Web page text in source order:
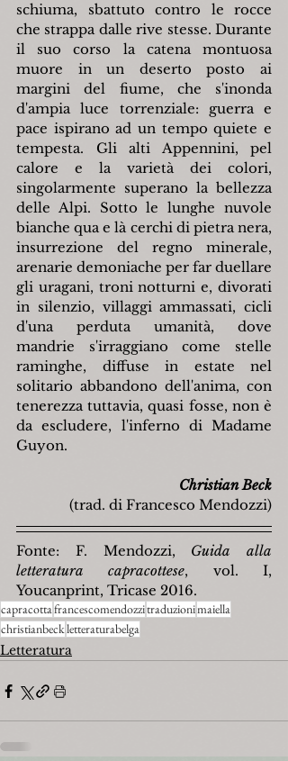
schiuma, sbattuto contro le rocce
che strappa dalle rive stesse. Durante
il suo corso la catena montuosa
muore in un deserto posto ai
margini del fiume, che s'inonda
d'ampia luce torrenziale: guerra e
pace ispirano ad un tempo quiete e
tempesta. Gli alti Appennini, pel
calore e la varietà dei colori,
singolarmente superano la bellezza
delle Alpi. Sotto le lunghe nuvole
bianche qua e là cerchi di pietra nera,
insurrezione del regno minerale,
arenarie demoniache per far duellare
gli uragani, troni notturni e, divorati
in silenzio, villaggi ammassati, cicli
d'una perduta umanità, dove
mandrie s'irraggiano come stelle
raminghe, diffuse in estate nel
solitario abbandono dell'anima, con
tenerezza tuttavia, quasi fosse, non è
da escludere, l'inferno di Madame
Guyon.
Christian Beck
(trad. di Francesco Mendozzi)
Fonte: F. Mendozzi, Guida alla
letteratura capracottese, vol. I,
Youcanprint, Tricase 2016.
capracottafrancescomendozzitraduzionimaiella
christianbeckletteraturabelga
Letteratura